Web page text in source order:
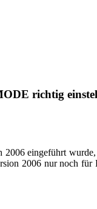
richtig
eingeführt
2006 nur noch